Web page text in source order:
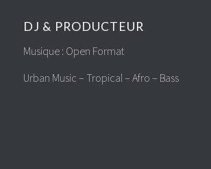
DJ & PRODUCTEUR
Musique : Open Format
Urban Music – Tropical – Afro – Bass